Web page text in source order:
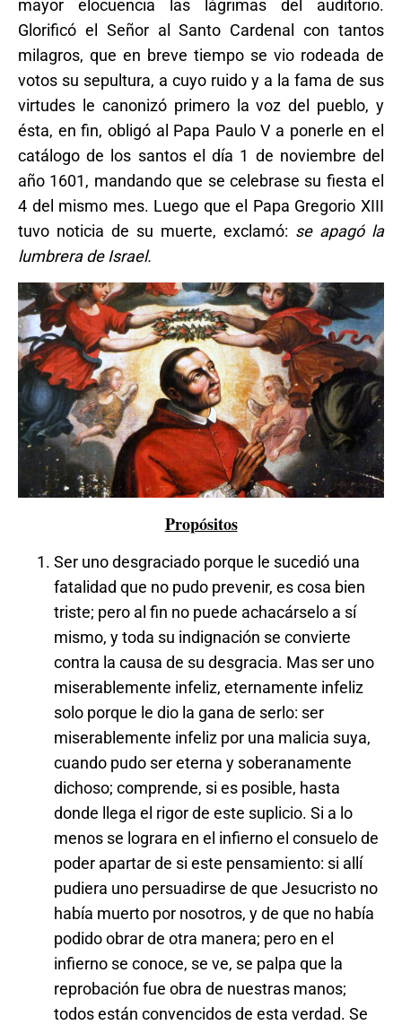
mayor elocuencia las lágrimas del auditorio.
Glorificó el Señor al Santo Cardenal con tantos
milagros, que en breve tiempo se vio rodeada de
votos su sepultura, a cuyo ruido y a la fama de sus
virtudes le canonizó primero la voz del pueblo, y
ésta, en fin, obligó al Papa Paulo V a ponerle en el
catálogo de los santos el día 1 de noviembre del
año 1601, mandando que se celebrase su fiesta el
4 del mismo mes. Luego que el Papa Gregorio XIII
tuvo noticia de su muerte, exclamó: se apagó la
lumbrera de Israel.
Propósitos
Ser uno desgraciado porque le sucedió una
fatalidad que no pudo prevenir, es cosa bien
triste; pero al fin no puede achacárselo a sí
mismo, y toda su indignación se convierte
contra la causa de su desgracia. Mas ser uno
miserablemente infeliz, eternamente infeliz
solo porque le dio la gana de serlo: ser
miserablemente infeliz por una malicia suya,
cuando pudo ser eterna y soberanamente
dichoso; comprende, si es posible, hasta
donde llega el rigor de este suplicio. Si a lo
menos se lograra en el infierno el consuelo de
poder apartar de si este pensamiento: si allí
pudiera uno persuadirse de que Jesucristo no
había muerto por nosotros, y de que no había
podido obrar de otra manera; pero en el
infierno se conoce, se ve, se palpa que la
reprobación fue obra de nuestras manos;
todos están convencidos de esta verdad. Se